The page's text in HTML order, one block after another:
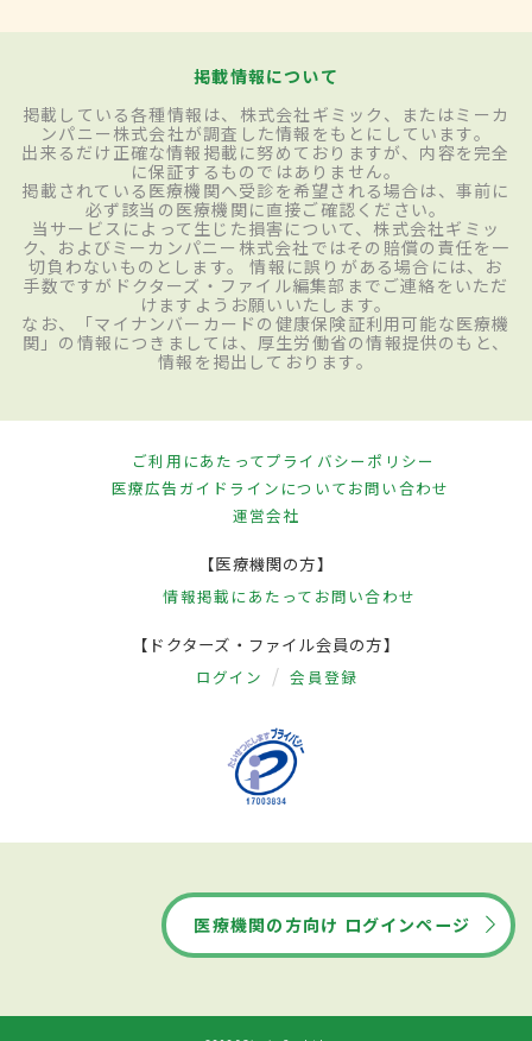
掲載情報について
掲載している各種情報は、株式会社ギミック、またはミーカ
ンパニー株式会社が調査した情報をもとにしています。
出来るだけ正確な情報掲載に努めておりますが、内容を完全
に保証するものではありません。
掲載されている医療機関へ受診を希望される場合は、事前に
必ず該当の医療機関に直接ご確認ください。
当サービスによって生じた損害について、株式会社ギミッ
ク、およびミーカンパニー株式会社ではその賠償の責任を一
切負わないものとします。 情報に誤りがある場合には、お
手数ですがドクターズ・ファイル編集部までご連絡をいただ
けますようお願いいたします。
なお、「マイナンバーカードの健康保険証利用可能な医療機
関」の情報につきましては、厚生労働省の情報提供のもと、
情報を掲出しております。
ご利用にあたってプライバシーポリシー
医療広告ガイドラインについてお問い合わせ
運営会社
【医療機関の方】
情報掲載にあたって お問い合わせ
【ドクターズ・ファイル会員の方】
ログイン 会員登録
医療機関の方向け ログインページ